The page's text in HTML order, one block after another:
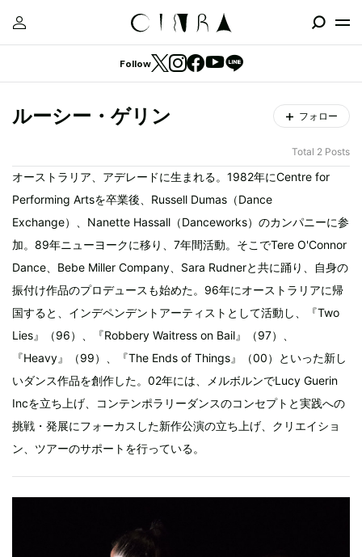
Follow
ルーシー・ゲリン フォロー
Total 2 Posts
オーストラリア、アデレードに生まれる。1982年にCentre for
Performing Artsを卒業後、Russell Dumas（Dance
Exchange）、Nanette Hassall（Danceworks）のカンパニーに参
加。89年ニューヨークに移り、7年間活動。そこでTere O'Connor
Dance、Bebe Miller Company、Sara Rudnerと共に踊り、自身の
振付け作品のプロデュースも始めた。96年にオーストラリアに帰
国すると、インデペンデントアーティストとして活動し、『Two
Lies』（96）、『Robbery Waitress on Bail』（97）、
『Heavy』（99）、『The Ends of Things』（00）といった新し
いダンス作品を創作した。02年には、メルボルンでLucy Guerin
Incを立ち上げ、コンテンポラリーダンスのコンセプトと実践への
挑戦・発展にフォーカスした新作公演の立ち上げ、クリエイショ
ン、ツアーのサポートを行っている。